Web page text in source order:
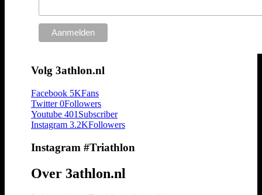
Volg 3athlon.nl
Facebook 5KFans
Twitter 0Followers
Youtube 401 Subscriber
Instagram 3.2KFollowers
Instagram #Triathlon
Over 3athlon.nl